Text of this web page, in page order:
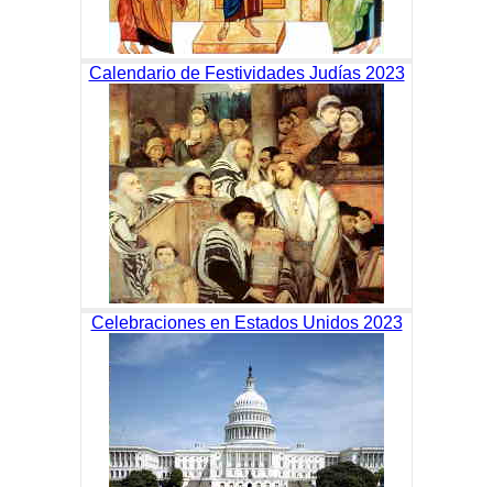
Calendario de Festividades Judías 2023
Celebraciones en Estados Unidos 2023